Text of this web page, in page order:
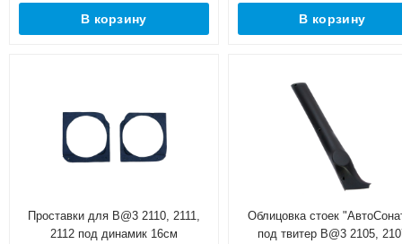
В корзину В корзину
Проставки для B@3 2110, 2111,
2112 под динамик 16см
Облицовка стоек
под твитер B@3 2105,